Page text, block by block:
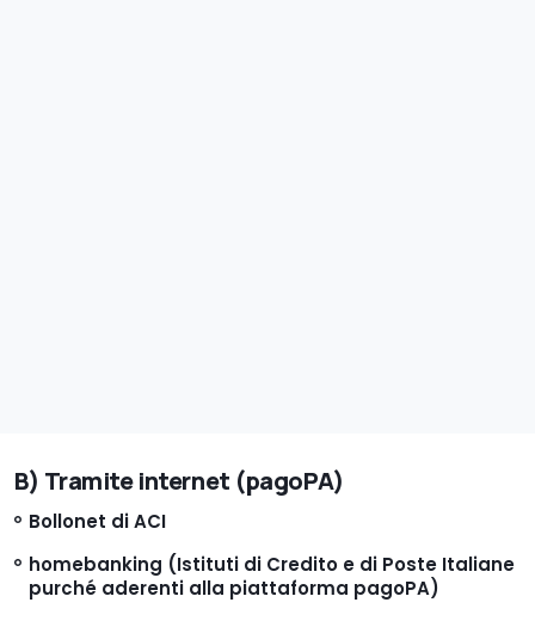
B) Tramite internet (pagoPA)
Bollonet di ACI
homebanking (Istituti di Credito e di Poste Italiane
purché aderenti alla piattaforma pagoPA)